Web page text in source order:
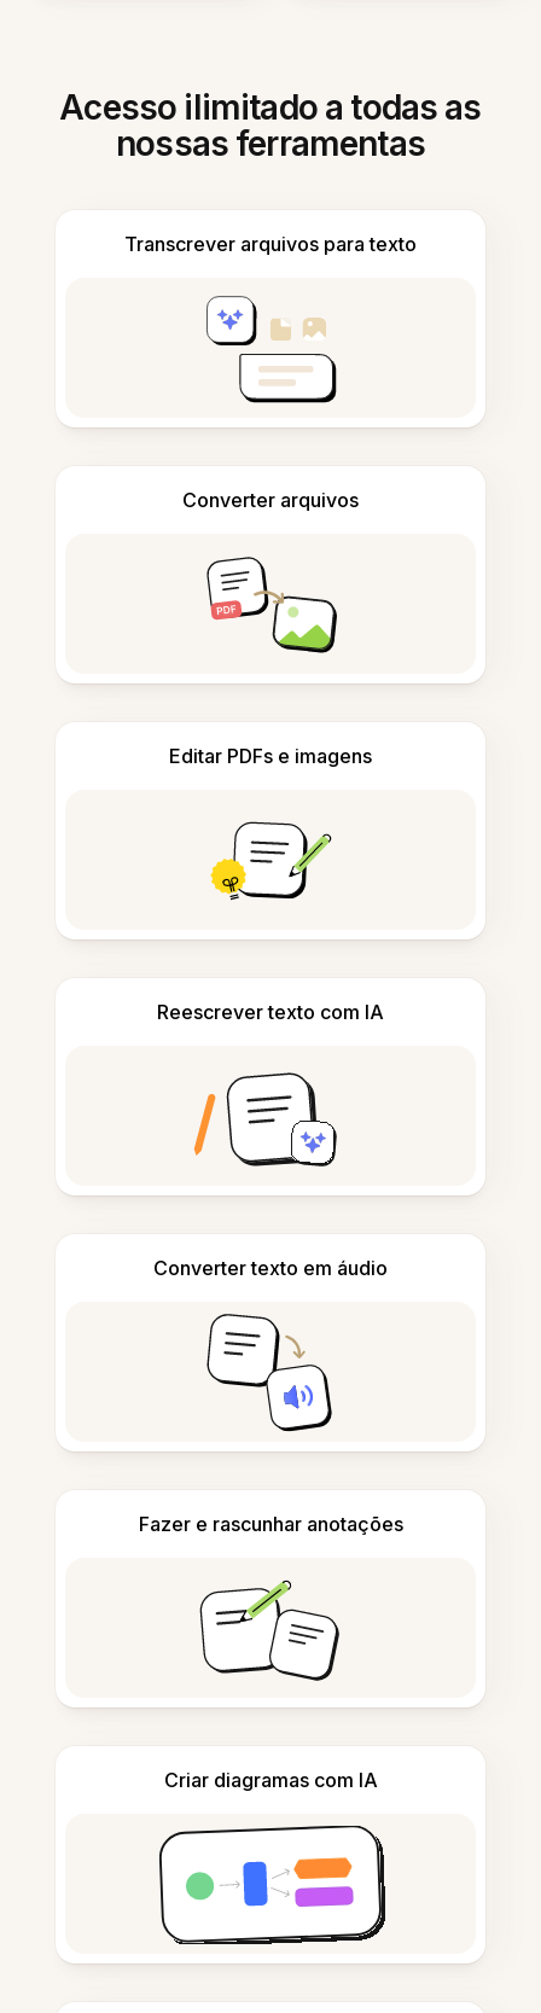
Acesso ilimitado a todas as
nossas ferramentas
Transcrever arquivos para texto
Converter arquivos
Editar PDFs e imagens
Reescrever texto com IA
Converter texto em áudio
Fazer e rascunhar anotações
Criar diagramas com IA